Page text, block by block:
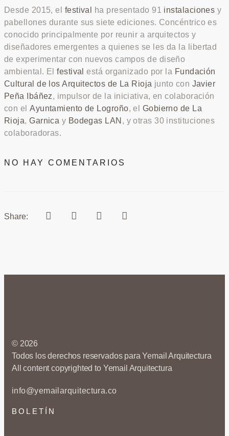
Desde 2015, el festival ha presentado 91 instalaciones y
pabellones durante sus siete ediciones. Concéntrico es
conocido principalmente por reunir a arquitectos y
diseñadores emergentes a quienes se les da la libertad
de experimentar con nuevos campos de diseño
ambiental. Elfestival está organizado por la Fundación
Cultural de los Arquitectos de La Rioja junto con Javier
Peña Ibáñez, impulsor de la iniciativa, en colaboración
con elAyuntamiento de Logroño, el Gobierno de La
Rioja,Garnica y Bodegas LAN , y otras 30 instituciones
colaboradoras.
NO HAY COMENTARIOS
Share:
© 2026
Todos los derechos reservados para Yemail Arquitectura
All content copyrighted to Yemail Arquitectura
info@yemailarquitectura.co
BOLETÍN